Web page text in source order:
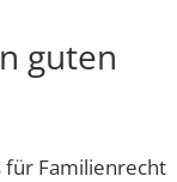
guten
für Familienrecht